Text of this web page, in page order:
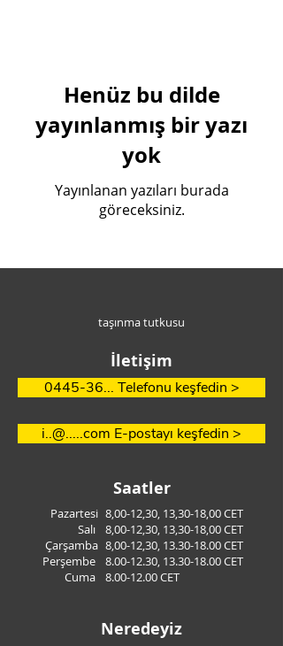
Henüz bu dilde
yayınlanmış bir yazı
yok
Yayınlanan yazıları burada
göreceksiniz.
taşınma tutkusu
İletişim
0445-36... Telefonu keşfedin >
i..@.....com E-postayı keşfedin >
Saatler
Pazartesi
Salı
Çarşamba
Perşembe
Cuma
8,00-12,30, 13,30-18,00 CET
8,00-12,30, 13,30-18,00 CET
8,00-12,30, 13.30-18.00CET
8.00-12.30, 13.30-18.00CET
8.00-12.00CET
Neredeyiz